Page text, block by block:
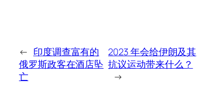
← 印度调查富有的
俄罗斯政客在酒店坠
亡
2023 年会给伊朗及其
抗议运动带来什么？
→